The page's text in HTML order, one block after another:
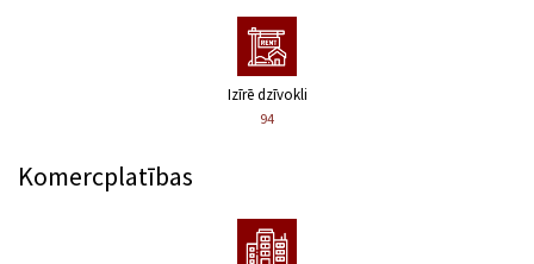
Izīrē dzīvokli
94
Komercplatības